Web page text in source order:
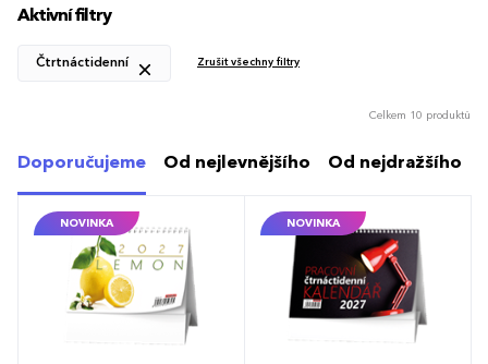
Aktivní filtry
Čtrtnáctidenní Zrušit všechny filtry
Celkem 10 produktů
Doporučujeme Od nejlevnějšího Od nejdražšího
NOVINKA NOVINKA